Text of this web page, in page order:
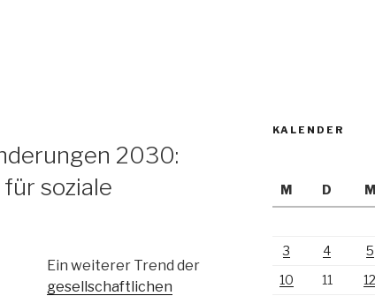
2030:
soziale
Ein weiterer Trend der
gesellschaftlichen
KALENDER
M
D M
3
4 5
10
11 12